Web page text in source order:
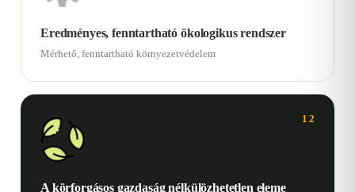
Eredményes, fenntartható ökologikus rendszer
Mérhető, fenntartható környezetvédelem
12
A körforgásos gazdaság nélkülözhetetlen eleme